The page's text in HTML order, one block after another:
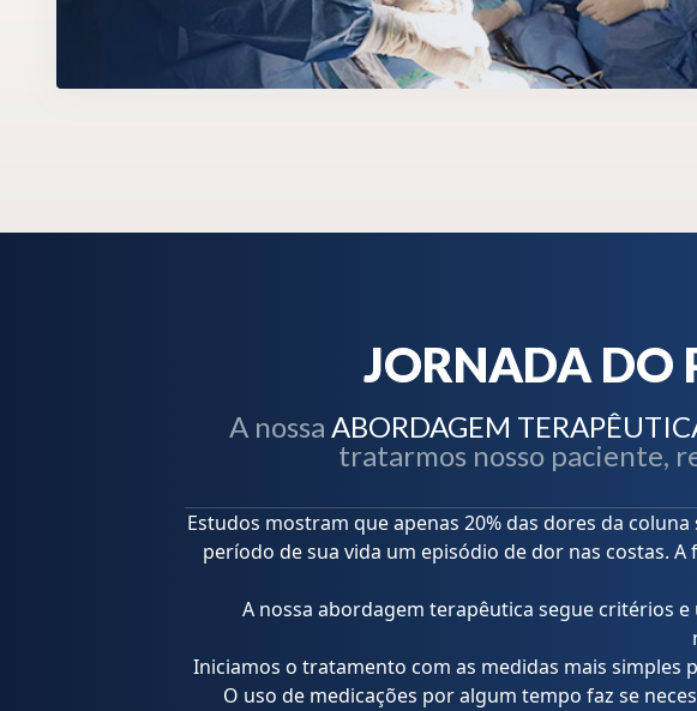
JORNADA DO
A nossa ABORDAGEM
tratarmos nosso paciente,
Estudos mostram que apenas 20% das dores da
período de sua vida um episódio de dor nas costas.
A nossa abordagem terapêutica segue critérios
Iniciamos o tratamento com as medidas mais simples
O uso de medicações por algum tempo faz se